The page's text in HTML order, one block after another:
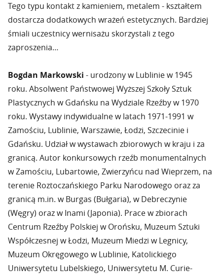
Tego typu kontakt z kamieniem, metalem - kształtem
dostarcza dodatkowych wrażeń estetycznych. Bardziej
śmiali uczestnicy wernisażu skorzystali z tego
zaproszenia…
Bogdan Markowski - urodzony w Lublinie w 1945
roku. Absolwent Państwowej Wyższej Szkoły Sztuk
Plastycznych w Gdańsku na Wydziale Rzeźby w 1970
roku. Wystawy indywidualne w latach 1971-1991 w
Zamościu, Lublinie, Warszawie, Łodzi, Szczecinie i
Gdańsku. Udział w wystawach zbiorowych w kraju i za
granicą. Autor konkursowych rzeźb monumentalnych
w Zamościu, Lubartowie, Zwierzyńcu nad Wieprzem, na
terenie Roztoczańskiego Parku Narodowego oraz za
granicą m.in. w Burgas (Bułgaria), w Debreczynie
(Węgry) oraz w Inami (Japonia). Prace w zbiorach
Centrum Rzeźby Polskiej w Orońsku, Muzeum Sztuki
Współczesnej w Łodzi, Muzeum Miedzi w Legnicy,
Muzeum Okręgowego w Lublinie, Katolickiego
Uniwersytetu Lubelskiego, Uniwersytetu M. Curie-